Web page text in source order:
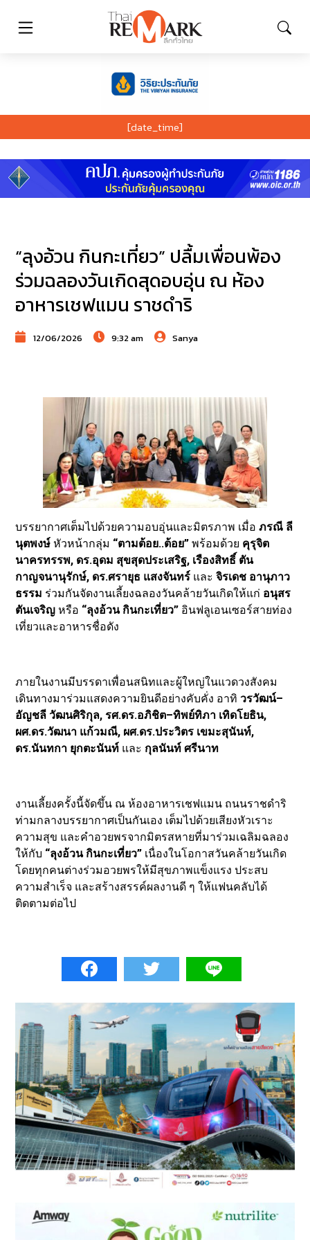
[date_time]
“ลุงอ้วน กินกะเที่ยว” ปลื้มเพื่อนพ้อง
ร่วมฉลองวันเกิดสุดอบอุ่น ณ ห้อง
อาหารเชฟแมน ราชดำริ
12/06/2026 9:32 am Sanya
บรรยากาศเต็มไปด้วยความอบอุ่นและมิตรภาพ เมื่อภรณี ลี
นุตพงษ์ หัวหน้ากลุ่ม “ตามต้อย..ต้อย” พร้อมด้วย คุรุจิต
นาครทรรพ, ดร.อุดม สุขสุดประเสริฐ, เรืองสิทธิ์ ตัน
กาญจนานุรักษ์, ดร.ศรายุธ แสงจันทร์ และจิรเดช อานุภาว
ธรรม ร่วมกันจัดงานเลี้ยงฉลองวันคล้ายวันเกิดให้แก่ อนุสร
ตันเจริญ หรือ “ลุงอ้วน กินกะเที่ยว” อินฟลูเอนเซอร์สายท่อง
เที่ยวและอาหารชื่อดัง
ภายในงานมีบรรดาเพื่อนสนิทและผู้ใหญ่ในแวดวงสังคม
เดินทางมาร่วมแสดงความยินดีอย่างคับคั่ง อาทิวรวัฒน์–
อัญชลี วัฒนศิริกุล, รศ.ดร.อภิชิต–ทิพย์ทิภา เทิดโยธิน,
ผศ.ดร.วัฒนา แก้วมณี, ผศ.ดร.ประวิตร เขมะสุนันท์,
ดร.นันทกา ยุกตะนันท์ และ กุลนันท์ ศรีนาท
งานเลี้ยงครั้งนี้จัดขึ้น ณ ห้องอาหารเชฟแมน ถนนราชดำริ
ท่ามกลางบรรยากาศเป็นกันเอง เต็มไปด้วยเสียงหัวเราะ
ความสุข และคำอวยพรจากมิตรสหายที่มาร่วมเฉลิมฉลอง
ให้กับ “ลุงอ้วน กินกะเที่ยว” เนื่องในโอกาสวันคล้ายวันเกิด
โดยทุกคนต่างร่วมอวยพรให้มีสุขภาพแข็งแรง ประสบ
ความสำเร็จ และสร้างสรรค์ผลงานดี ๆ ให้แฟนคลับได้
ติดตามต่อไป